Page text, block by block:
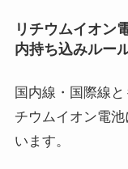
リチウムイオン
内持ち込みルー
国内線・国際線
チウムイオン電
います。